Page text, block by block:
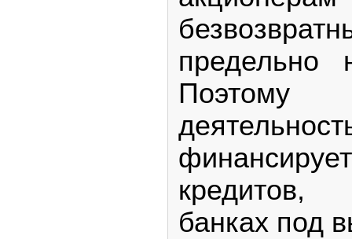
предельно
банках под